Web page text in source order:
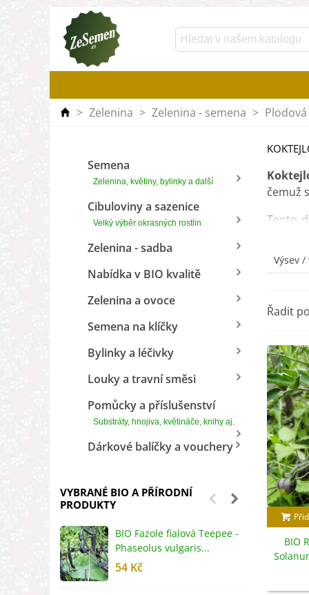
> Zelenina > Zelenina - semena >
Semena
Zelenina, květiny, bylinky a další
Cibuloviny a sazenice
Velký výběr okrasných rostlin
Zelenina - sadba
Nabídka v BIO kvalitě
Zelenina a ovoce
Semena na klíčky
Bylinky a léčivky
Louky a travní směsi
Pomůcky a příslušenství
Substráty, hnojiva, květináče, knihy aj.
Dárkové balíčky a vouchery
VYBRANÉ BIO A PŘÍRODNÍ
PRODUKTY
BIO Fazole fialová Teepee -
Phaseolus vulgaris...
54 Kč
čemuž
Tento
či
Výsev /
Řadit
BIO